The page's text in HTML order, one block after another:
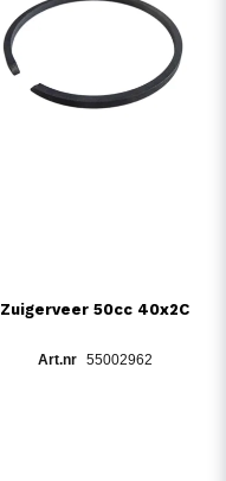
Zuigerveer 50cc 40x2C
55002962